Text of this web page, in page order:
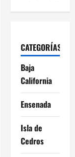
CATEGORÍAS
Baja
California
Ensenada
Isla de
Cedros